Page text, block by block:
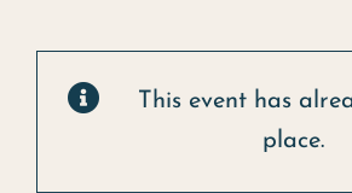
This event has
place.